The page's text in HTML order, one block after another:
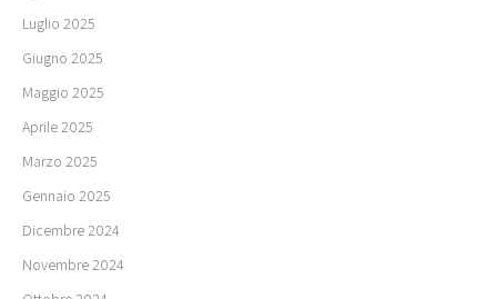
Luglio 2025
Giugno 2025
Maggio 2025
Aprile 2025
Marzo 2025
Gennaio 2025
Dicembre 2024
Novembre 2024